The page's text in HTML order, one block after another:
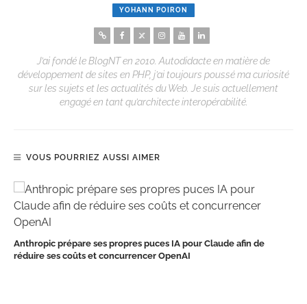
YOHANN POIRON
J’ai fondé le BlogNT en 2010. Autodidacte en matière de
développement de sites en PHP, j’ai toujours poussé ma curiosité
sur les sujets et les actualités du Web. Je suis actuellement
engagé en tant qu’architecte interopérabilité.
VOUS POURRIEZ AUSSI AIMER
Anthropic prépare ses propres puces IA pour Claude afin de
réduire ses coûts et concurrencer OpenAI